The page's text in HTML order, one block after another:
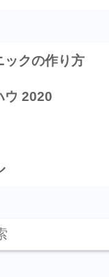
ックの作り方
ウ 2020